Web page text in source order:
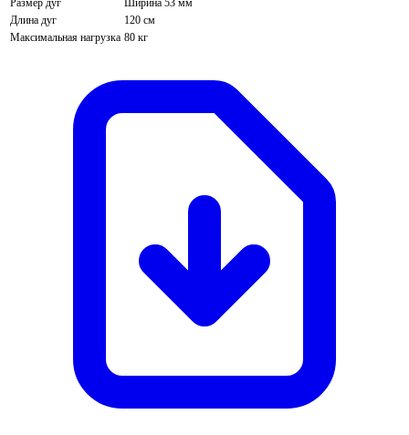
Длина дуг
120 см
Максимальная нагрузка 80 кг